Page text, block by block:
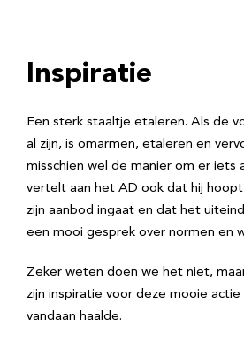
Inspiratie
Een sterk staaltje etaleren. Als de
al zijn, is omarmen, etaleren en
misschien wel de manier om er iets
vertelt aan het AD ook dat hij
zijn aanbod ingaat en dat het
een mooi gesprek over normen en
Zeker weten doen we het niet,
zijn inspiratie voor deze mooie actie
vandaan haalde.